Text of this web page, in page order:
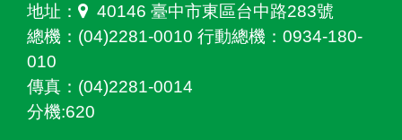
地址：
40146 臺中市東區台中路283號
總機：(04)2281-0010 行動總機：0934-180-
010
傳真：(04)2281-0014
分機:620